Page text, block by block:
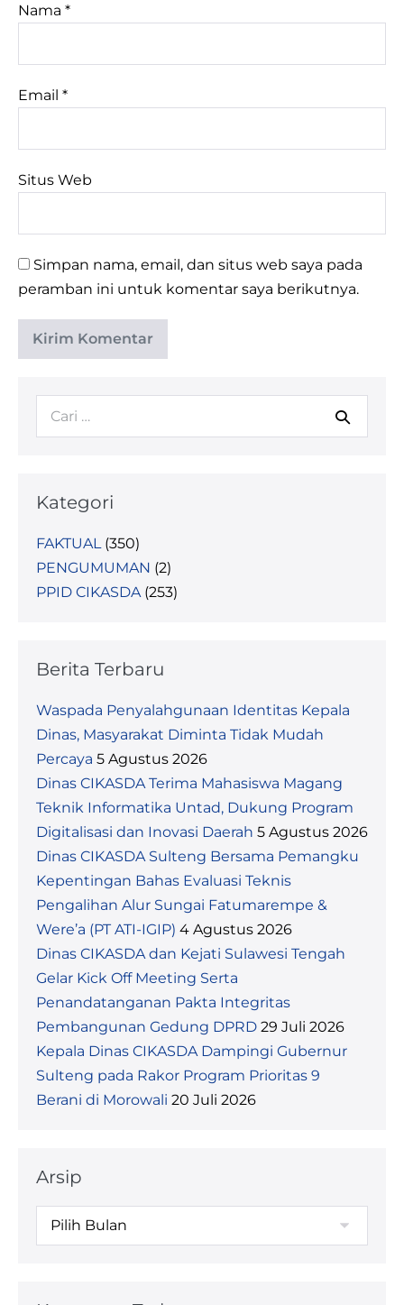
Nama *
Email *
Situs Web
Simpan nama, email, dan situs web saya pada
peramban ini untuk komentar saya berikutnya.
Kategori
FAKTUAL(350)
PENGUMUMAN (2)
PPID CIKASDA(253)
Berita Terbaru
Waspada Penyalahgunaan Identitas Kepala
Dinas, Masyarakat Diminta Tidak Mudah
Percaya 5 Agustus 2026
Dinas CIKASDA Terima Mahasiswa Magang
Teknik Informatika Untad, Dukung Program
Digitalisasi dan Inovasi Daerah 5 Agustus 2026
Dinas CIKASDA Sulteng Bersama Pemangku
Kepentingan Bahas Evaluasi Teknis
Pengalihan Alur Sungai Fatumarempe &
Were’a (PT ATI-IGIP) 4 Agustus 2026
Dinas CIKASDA dan Kejati Sulawesi Tengah
Gelar Kick Off Meeting Serta
Penandatanganan Pakta Integritas
Pembangunan Gedung DPRD 29 Juli 2026
Kepala Dinas CIKASDA Dampingi Gubernur
Sulteng pada Rakor Program Prioritas 9
Berani di Morowali 20 Juli 2026
Arsip